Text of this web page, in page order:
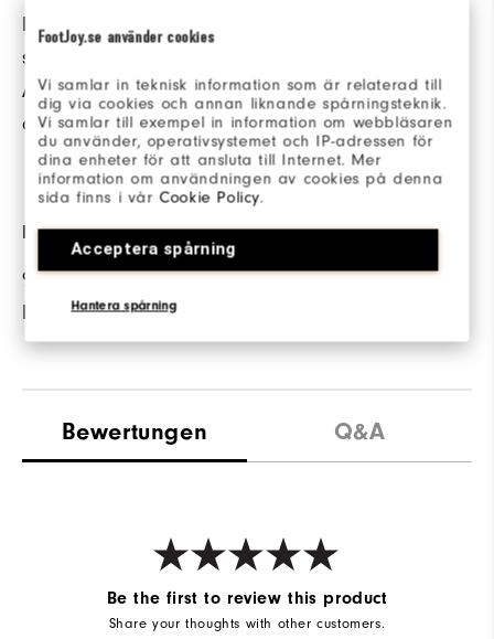
FootJoy.se använder cookies
Vi samlar in teknisk information som är relaterad till
dig via cookies och annan liknande spårningsteknik.
Vi samlar till exempel in information om webbläsaren
du använder, operativsystemet och IP-adressen för
dina enheter för att ansluta till Internet. Mer
information om användningen av cookies på denna
sida finns i vårCookie Policy.
Acceptera spårning
Hantera spårning
Enwickelt für
schnelles An- und
Ausziehen, falls sich
das Wetter ändert.
kühleren Tagen für
sanfte Wärme und
Komfort.
FABRIC
95% Nylon | 5%
Elastane
Bewertungen Q&A
Be the first to review this product
Share your thoughts with other customers.